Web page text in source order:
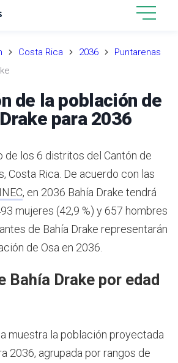
Costa Rica 2036
Puntarenas
de la población de
para 2036
de los 6 distritos del Cantón de
Costa Rica. De acuerdo con las
, en 2036 Bahía Drake tendrá
mujeres (42,9 %) y 657 hombres
de Bahía Drake representarán
de Osa en 2036.
Bahía Drake por edad
muestra la población proyectada
2036, agrupada por rangos de